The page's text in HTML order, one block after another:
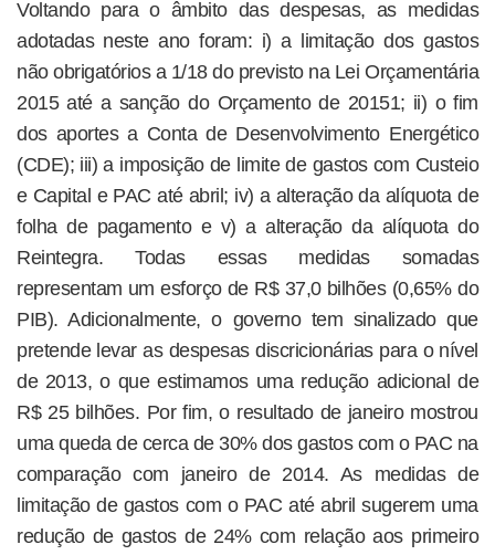
Voltando para o âmbito das despesas, as medidas
adotadas neste ano foram: i) a limitação dos gastos
não obrigatórios a 1/18 do previsto na Lei Orçamentária
2015 até a sanção do Orçamento de 20151; ii) o fim
dos aportes a Conta de Desenvolvimento Energético
(CDE); iii) a imposição de limite de gastos com Custeio
e Capital e PAC até abril; iv) a alteração da alíquota de
folha de pagamento e v) a alteração da alíquota do
Reintegra. Todas essas medidas somadas
representam um esforço de R$ 37,0 bilhões (0,65% do
PIB). Adicionalmente, o governo tem sinalizado que
pretende levar as despesas discricionárias para o nível
de 2013, o que estimamos uma redução adicional de
R$ 25 bilhões. Por fim, o resultado de janeiro mostrou
uma queda de cerca de 30% dos gastos com o PAC na
comparação com janeiro de 2014. As medidas de
limitação de gastos com o PAC até abril sugerem uma
redução de gastos de 24% com relação aos primeiro